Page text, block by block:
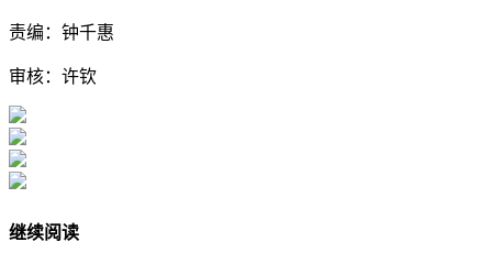
责编：钟千惠
审核：许钦
继续阅读